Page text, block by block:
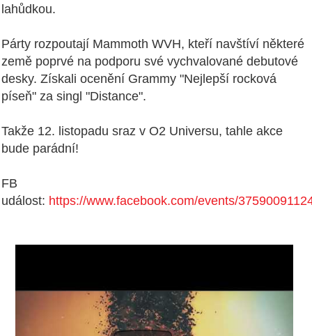
lahůdkou.
Párty rozpoutají Mammoth WVH, kteří navštíví některé
země poprvé na podporu své vychvalované debutové
desky. Získali ocenění Grammy "Nejlepší rocková
píseň" za singl "Distance".
Takže 12. listopadu sraz v O2 Universu, tahle akce
bude parádní!
FB
událost: https://www.facebook.com/events/